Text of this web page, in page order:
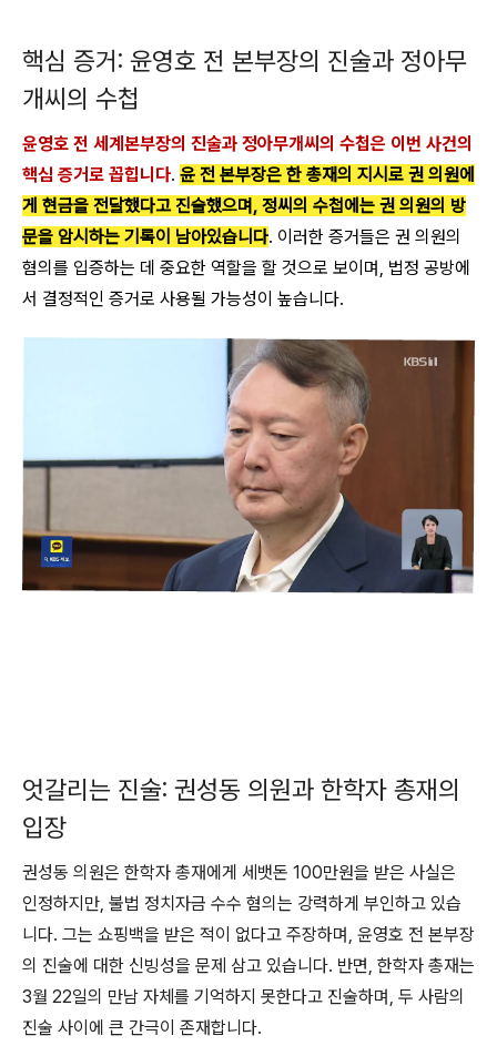
핵심 증거: 윤영호 전 본부장의 진술과 정아무
개씨의 수첩
윤영호 전 세계본부장의 진술과 정아무개씨의 수첩은 이번 사건의
핵심 증거로 꼽힙니다. 윤 전 본부장은 한 총재의 지시로 권 의원에
게 현금을 전달했다고 진술했으며, 정씨의 수첩에는 권 의원의 방
문을 암시하는 기록이 남아있습니다. 이러한 증거들은 권 의원의
혐의를 입증하는 데 중요한 역할을 할 것으로 보이며, 법정 공방에
서 결정적인 증거로 사용될 가능성이 높습니다.
엇갈리는 진술: 권성동 의원과 한학자 총재의
입장
권성동 의원은 한학자 총재에게 세뱃돈 100만원을 받은 사실은
인정하지만, 불법 정치자금 수수 혐의는 강력하게 부인하고 있습
니다. 그는 쇼핑백을 받은 적이 없다고 주장하며, 윤영호 전 본부장
의 진술에 대한 신빙성을 문제 삼고 있습니다. 반면, 한학자 총재는
3월 22일의 만남 자체를 기억하지 못한다고 진술하며, 두 사람의
진술 사이에 큰 간극이 존재합니다.